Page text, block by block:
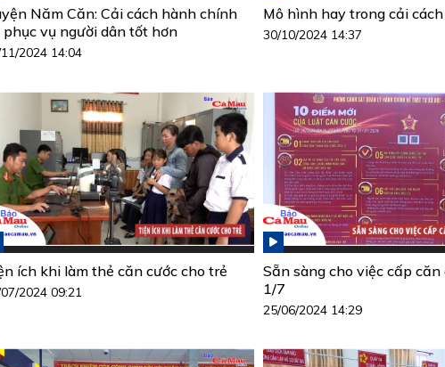
Năm Căn: Cải cách hành chính
phục vụ người dân tốt hơn
2024 14:04
Mô hình hay trong cải
30/10/2024 14:37
ích khi làm thẻ căn cước cho trẻ
2024 09:21
Sẵn sàng cho việc cấp
1/7
25/06/2024 14:29